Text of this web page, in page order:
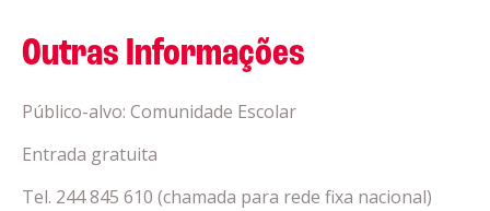
Outras Informações
Público-alvo: Comunidade Escolar
Entrada gratuita
Tel. 244 845 610 (chamada para rede fixa nacional)